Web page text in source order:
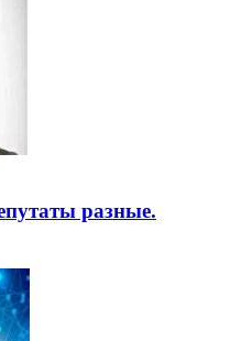
разные.